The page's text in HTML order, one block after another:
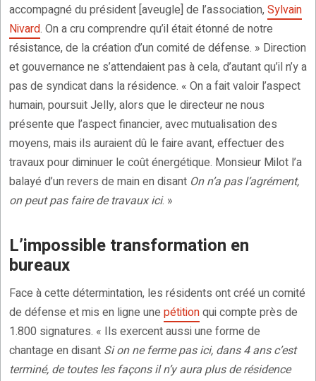
accompagné du président [aveugle] de l’association,Sylvain
Nivard. On a cru comprendre qu’il était étonné de notre
résistance, de la création d’un comité de défense. » Direction
et gouvernance ne s’attendaient pas à cela, d’autant qu’il n’y a
pas de syndicat dans la résidence. « On a fait valoir l’aspect
humain, poursuit Jelly, alors que le directeur ne nous
présente que l’aspect financier, avec mutualisation des
moyens, mais ils auraient dû le faire avant, effectuer des
travaux pour diminuer le coût énergétique. Monsieur Milot l’a
balayé d’un revers de main en disant On n’a pas l’agrément,
on peut pas faire de travaux ici. »
L’impossible transformation en
bureaux
Face à cette détermintation, les résidents ont créé un comité
de défense et mis en ligne une pétitionqui compte près de
1.800 signatures. « Ils exercent aussi une forme de
chantage en disant Si on ne ferme pas ici, dans 4 ans c’est
terminé, de toutes les façons il n’y aura plus de résidence